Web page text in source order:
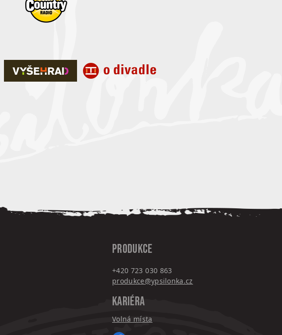
PRODUKCE
+420 723 030 863
produkce@ypsilonka.cz
KARIÉRA
Volná místa